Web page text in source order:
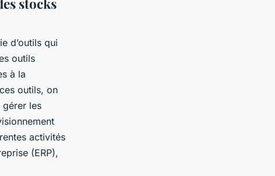
d’outils qui
outils
à la
outils, on
gérer les
activités
(ERP),